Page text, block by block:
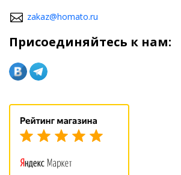
zakaz@homato.ru
Присоединяйтесь к нам: